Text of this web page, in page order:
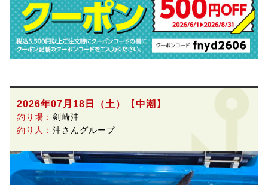
2026年07月18日（土） 【中潮】
釣り場： 剣崎沖
釣り人： 沖さんグループ